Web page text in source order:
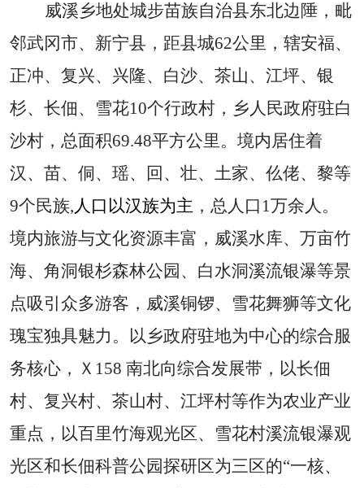
威溪乡地处城步苗族自治县东北边陲， 毗
邻武冈市、新宁县， 距县城62公里，辖安福、
正冲、复兴、兴隆、白沙、茶山、江坪、银
杉、长佃、雪花10个行政村，乡人民政府驻白
沙村 ，总面积69.48平方公里。境内居住着
汉、苗、侗、瑶、回、壮、土家、仫佬、黎等
9个民族,人口以汉族为主 ，总人口 1万余人 。
境内旅游与文化资源丰富， 威溪水库、万亩竹
海、角洞银杉森林公园、白水洞溪流银瀑等景
点吸引众多游客， 威溪铜锣、雪花舞狮等文化
瑰宝独具魅力。
以乡政府驻地为中心的综合服
务核心 ， Ｘ 158 南北向综合发展带 ， 以长佃
村、复兴村、茶山村、江坪村等作为农业产业
重点 ，以百里竹海观光区、雪花村溪流银瀑观
光区和长佃科普公园探研区为三区的“一核、